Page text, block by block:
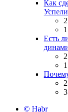
Как
Есть
© Habr